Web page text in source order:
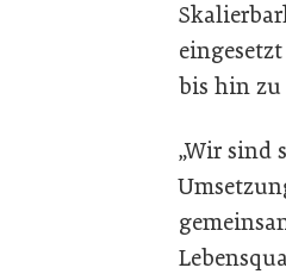
bis hin zu
„Wir sind